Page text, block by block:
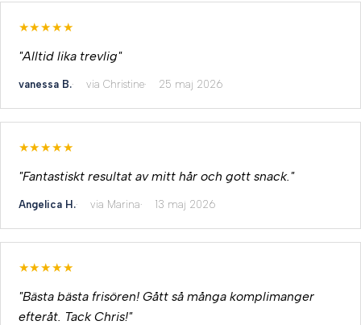
★★★★★
"Alltid lika trevlig"
vanessa B. via Christine 25 maj 2026
★★★★★
"Fantastiskt resultat av mitt hår och gott snack."
Angelica H. via Marina 13 maj 2026
★★★★★
"Bästa bästa frisören! Gått så många komplimanger
efteråt. Tack Chris!"